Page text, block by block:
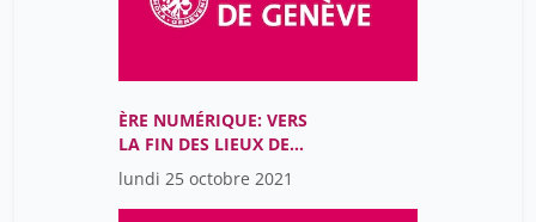
ÈRE NUMÉRIQUE: VERS
LA FIN DES LIEUX DE
SAVOIR?
lundi 25 octobre 2021